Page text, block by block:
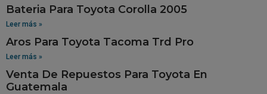
Bateria Para Toyota Corolla 2005
Leer más »
Aros Para Toyota Tacoma Trd Pro
Leer más »
Venta De Repuestos Para Toyota En
Guatemala